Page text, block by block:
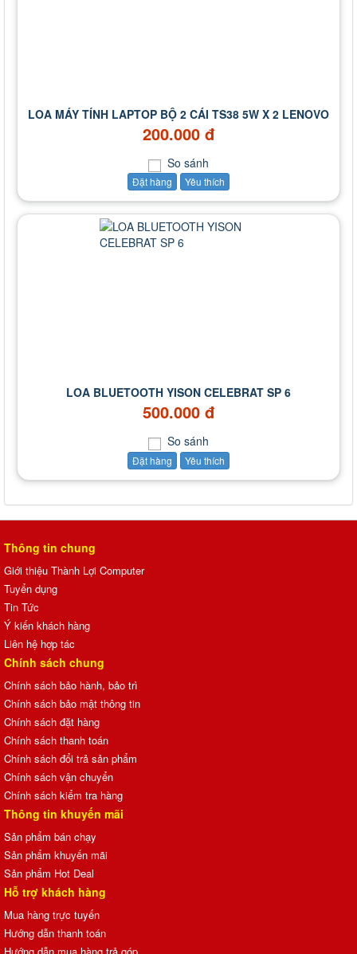
LOA MÁY TÍNH LAPTOP BỘ 2 CÁI TS38 5W X 2 LENOVO
200.000 đ
So sánh
Đặt hàng Yêu thích
LOA BLUETOOTH YISON CELEBRAT SP 6
500.000 đ
So sánh
Đặt hàng Yêu thích
Thông tin chung
Giới thiệu Thành Lợi Computer
Tuyển dụng
Tin Tức
Ý kiến khách hàng
Liên hệ hợp tác
Chính sách chung
Chính sách bảo hành, bảo trì
Chính sách bảo mật thông tin
Chính sách đặt hàng
Chính sách thanh toán
Chính sách đổi trả sản phẩm
Chính sách vận chuyển
Chính sách kiểm tra hàng
Thông tin khuyến mãi
Sản phẩm bán chạy
Sản phẩm khuyến mãi
Sản phẩm Hot Deal
Hỗ trợ khách hàng
Mua hàng trực tuyến
Hướng dẫn thanh toán
Hướng dẫn mua hàng trả góp